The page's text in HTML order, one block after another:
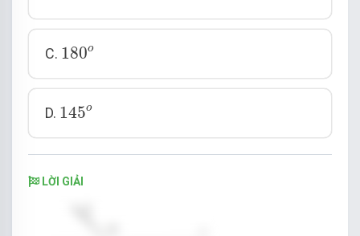
C. 180o
180o
D. 145o
145o
LỜI GIẢI